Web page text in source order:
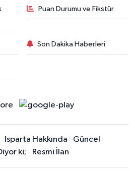
Puan Durumu ve Fikstür
Son Dakika Haberleri
Isparta Hakkında
Güncel
ki;
Resmi İlan